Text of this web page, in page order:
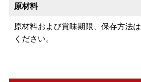
原材料
原材料および賞味期限、保存方法は
ください。